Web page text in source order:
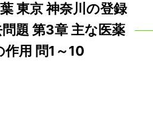
東京 神奈川の登録
題 第3章 主な医薬
作用 問1～10